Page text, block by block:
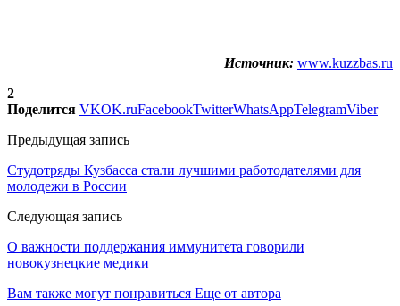
Источник: www.kuzzbas.ru
2
Поделится VKOK.ruFacebookTwitterWhatsAppTelegramViber
Предыдущая запись
Студотряды Кузбасса стали лучшими работодателями для
молодежи в России
Следующая запись
О важности поддержания иммунитета говорили
новокузнецкие медики
Вам также могут понравиться Еще от автора